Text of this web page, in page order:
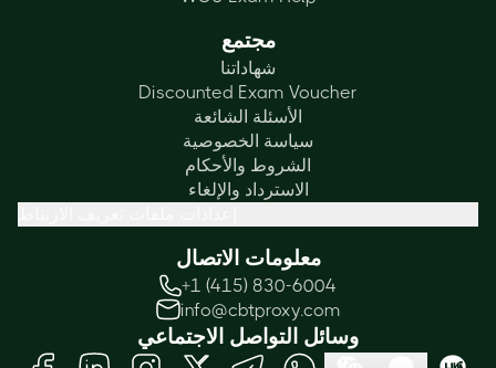
مجتمع
شهاداتنا
Discounted Exam Voucher
الأسئلة الشائعة
سياسة الخصوصية
الشروط والأحكام
الاسترداد والإلغاء
معلومات الاتصال
+1 (415) 830-6004
info@cbtproxy.com
وسائل التواصل الاجتماعي